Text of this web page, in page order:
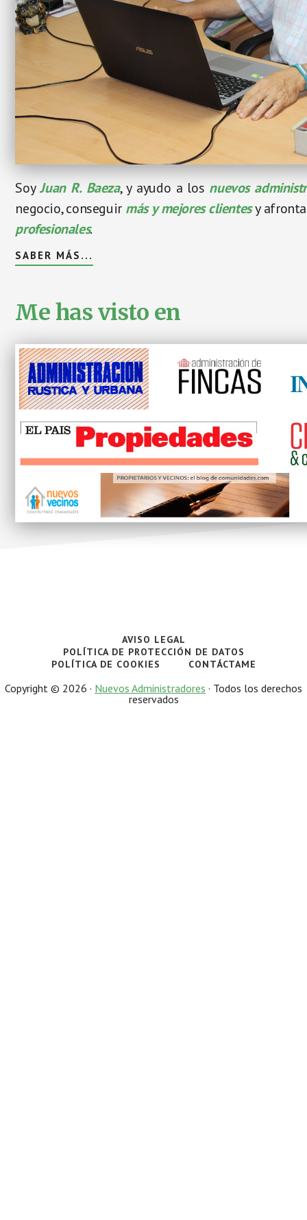
SoyJuan R. Baeza, y ayudo a los nuevos
negocio, conseguir más y mejores clientesy
profesionales.
SABER MÁS...
Me has visto en
AVISO LEGAL
POLÍTICA DE PROTECCIÓN DE DATOS
POLÍTICA DE COOKIES
CONTÁCTAME
Copyright © 2026 · Nuevos Administradores · Todos los derechos
reservados